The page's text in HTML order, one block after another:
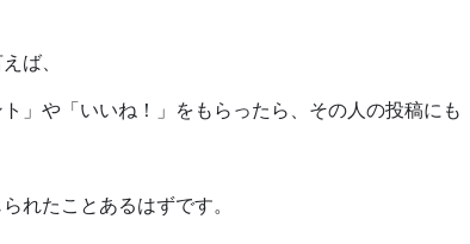
ば、
」や「いいね！」をもらったら、その人の投稿に
れたことあるはずです。